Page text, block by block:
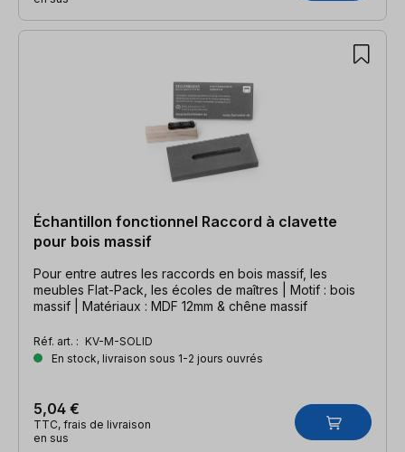
Échantillon fonctionnel Raccord à clavette
pour bois massif
Pour entre autres les raccords en bois massif, les
meubles Flat-Pack, les écoles de maîtres | Motif : bois
massif | Matériaux : MDF 12mm & chêne massif
Réf. art. : KV-M-SOLID
En stock, livraison sous 1-2 jours ouvrés
5,04 €
TTC, frais de livraison
en sus